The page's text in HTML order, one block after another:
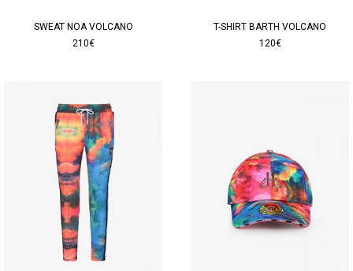
SWEAT NOA VOLCANO
210€
T-SHIRT BARTH VOLCANO
120€